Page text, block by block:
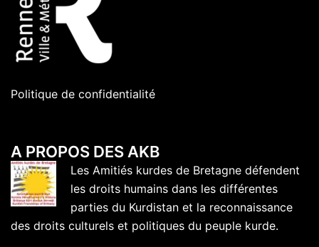
Politique de confidentialité
A PROPOS DES AKB
Les Amitiés kurdes de Bretagne défendent
les droits humains dans les différentes
parties du Kurdistan et la reconnaissance
des droits culturels et politiques du peuple kurde.